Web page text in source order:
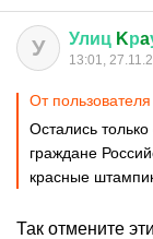
У Улиц Kрa
13:01,
От пользователя
Остались
граждане
красные
Так отмените